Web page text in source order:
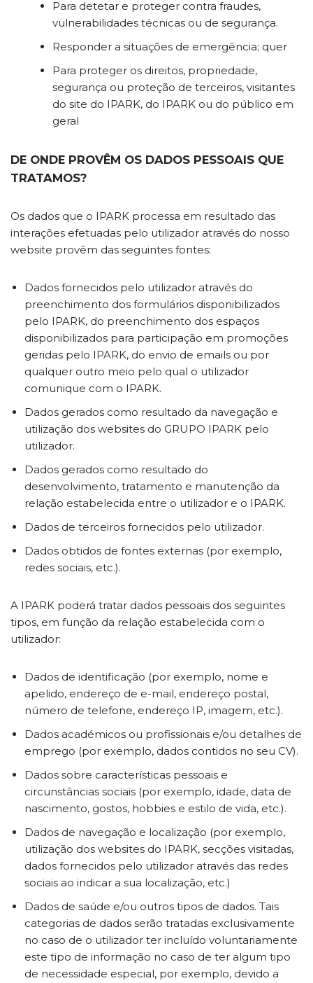
Para detetar e proteger contra fraudes,
vulnerabilidades técnicas ou de segurança.
Responder a situações de emergência; quer
Para proteger os direitos, propriedade,
segurança ou proteção de terceiros, visitantes
do site do IPARK, do IPARK ou do público em
geral
DE ONDE PROVÊM OS DADOS PESSOAIS QUE
TRATAMOS?
Os dados que o IPARK processa em resultado das
interações efetuadas pelo utilizador através do nosso
website provêm das seguintes fontes:
Dados fornecidos pelo utilizador através do
preenchimento dos formulários disponibilizados
pelo IPARK, do preenchimento dos espaços
disponibilizados para participação em promoções
geridas pelo IPARK, do envio de emails ou por
qualquer outro meio pelo qual o utilizador
comunique com o IPARK.
Dados gerados como resultado da navegação e
utilização dos websites do GRUPO IPARK pelo
utilizador.
Dados gerados como resultado do
desenvolvimento, tratamento e manutenção da
relação estabelecida entre o utilizador e o IPARK.
Dados de terceiros fornecidos pelo utilizador.
Dados obtidos de fontes externas (por exemplo,
redes sociais, etc.).
A IPARK poderá tratar dados pessoais dos seguintes
tipos, em função da relação estabelecida com o
utilizador:
Dados de identificação (por exemplo, nome e
apelido, endereço de e-mail, endereço postal,
número de telefone, endereço IP, imagem, etc.).
Dados académicos ou profissionais e/ou detalhes de
emprego (por exemplo, dados contidos no seu CV).
Dados sobre características pessoais e
circunstâncias sociais (por exemplo, idade, data de
nascimento, gostos, hobbies e estilo de vida, etc.).
Dados de navegação e localização (por exemplo,
utilização dos websites do IPARK, secções visitadas,
dados fornecidos pelo utilizador através das redes
sociais ao indicar a sua localização, etc.)
Dados de saúde e/ou outros tipos de dados. Tais
categorias de dados serão tratadas exclusivamente
no caso de o utilizador ter incluído voluntariamente
este tipo de informação no caso de ter algum tipo
de necessidade especial, por exemplo, devido a